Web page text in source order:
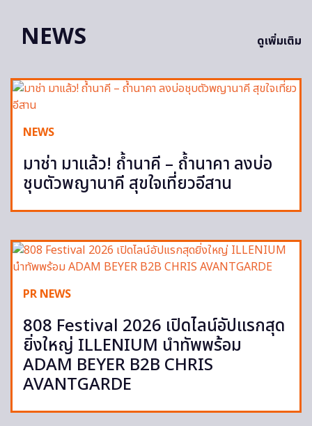
NEWS
ดูเพิ่มเติม
NEWS
มาช่า มาแล้ว! ถ้ำนาคี – ถ้ำนาคา ลงบ่อ
ชุบตัวพญานาคี สุขใจเที่ยวอีสาน
PR NEWS
808 Festival 2026 เปิดไลน์อัปแรกสุด
ยิ่งใหญ่ ILLENIUM นำทัพพร้อม
ADAM BEYER B2B CHRIS
AVANTGARDE